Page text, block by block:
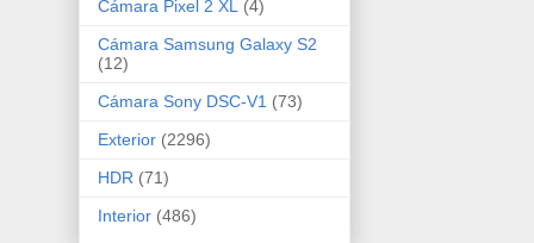
Cámara Pixel 2 XL
(4)
Cámara Samsung Galaxy S2
(12)
Cámara Sony DSC-V1 (73)
Exterior (2296)
HDR (71)
Interior (486)